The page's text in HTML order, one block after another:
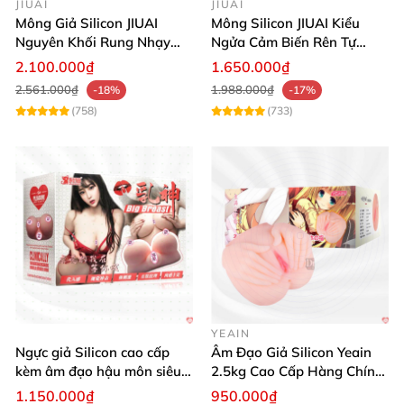
Âm Đạo Giả Cao Cấp Nhật Bản Siêu Mềm Rung Cực Đã
Âm Đạo Giả Cao Cấp Nhật Bản Siêu Mềm Rung Cực Đã
Âm Đạo Giả Cao Cấp Nhật Bản Siêu Mềm Rung Cực Đã
Hướng Dẫn Sử Dụng Đơn Giản & An Toàn
✅
JIUAI
Mông Giả Silicon JIUAI
Nguyên Khối Rung Nhạy
Cảm Biến Siêu Thật
2.100.000₫
2.561.000₫
-18%
(758)
JIUAI
Mông Silicon JIUAI Kiểu
Ngửa Cảm Biến Rên Tự
Nhiên
1.650.000₫
1.988.000₫
-17%
(733)
Ngực giả Silicon cao cấp
kèm âm đạo hậu môn siêu
thật BIG BREAST
1.150.000₫
YEAIN
Âm Đạo Giả Silicon Yeain
2.5kg Cao Cấp Hàng Chính
Hãng
950.000₫